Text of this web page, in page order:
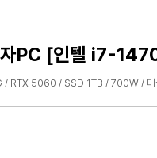
자PC [인텔 i7-
RTX 5060 / SSD 1TB / 700W / 미